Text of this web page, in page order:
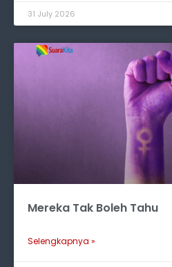
31 July 2026
Mereka Tak Boleh Tahu
Selengkapnya »